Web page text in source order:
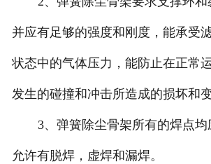
并应有足够的强度和刚度，能承受
状态中的气体压力，能防止在正常
发生的碰撞和冲击所造成的损坏和变
3、弹簧除尘骨架所有的焊点
允许有脱焊，虚焊和漏焊。